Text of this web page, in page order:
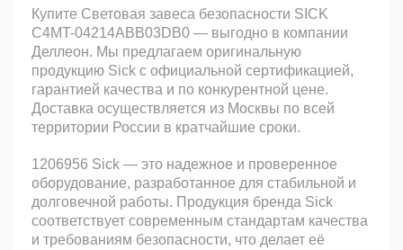
Купите Световая завеса безопасности SICK
C4MT-04214ABB03DB0 — выгодно в компании
Деллеон. Мы предлагаем оригинальную
продукцию Sick с официальной сертификацией,
гарантией качества и по конкурентной цене.
Доставка осуществляется из Москвы по всей
территории России в кратчайшие сроки.
1206956 Sick — это надежное и проверенное
оборудование, разработанное для стабильной и
долговечной работы. Продукция бренда Sick
соответствует современным стандартам качества
и требованиям безопасности, что делает её